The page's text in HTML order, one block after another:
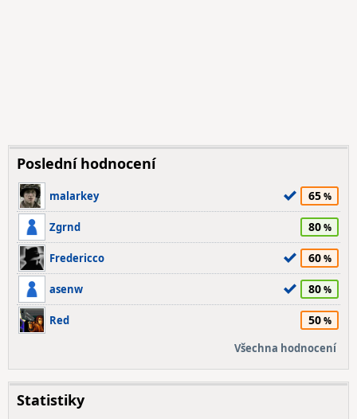
Poslední hodnocení
malarkey 65
Zgrnd 80
Fredericco 60
asenw 80
Red 50
Všechna hodnocení
Statistiky